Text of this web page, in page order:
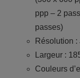
ppp – 2
passes)
Résolution :
Largeur :
Couleurs